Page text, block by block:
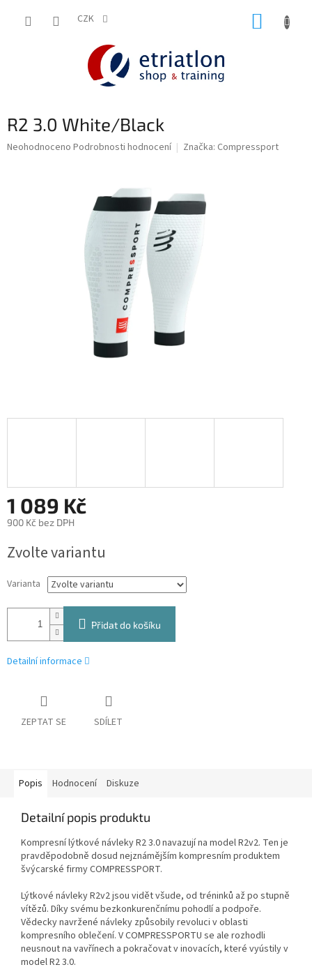
CZK
R2 3.0 White/Black
Průměrné
Neohodnoceno Podrobnosti hodnocení Značka: Compressport
1 089 Kč
900 Kč bez DPH
cena:
Zvolte variantu
Varianta
Přidat do košíku
Detailní informace
ZEPTAT SE SDÍLET
Popis Hodnocení Diskuze
Detailní popis produktu
Kompresní lýtkové návleky R2 3.0 navazují na model R2v2. Ten je
pravděpodobně dosud nejznámějším kompresním produktem
švýcarské firmy COMPRESSPORT.
Lýtkové návleky R2v2 jsou vidět všude, od tréninků až po stupně
vítězů. Díky svému bezkonkurenčnímu pohodlí a podpoře.
Vědecky navržené návleky způsobily revoluci v oblasti
kompresního oblečení. V COMPRESSPORTU se ale rozhodli
neusnout na vavřínech a pokračovat v inovacích, které vyústily v
model R2 3.0.
shop.etriatlon.cz - Chat